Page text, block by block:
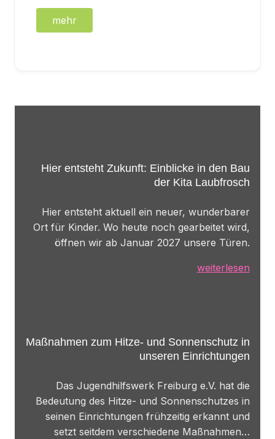
mehr
Hier entsteht Zukunft: Einblicke in den Bau
der Kita Laubfrosch
Hier entsteht aktuell ein neuer, wunderbarer
Ort für Kinder. Wo heute noch gearbeitet wird,
öffnen wir ab Januar 2027 unsere Türen.
weiterlesen
Maßnahmen zum Hitze- und Sonnenschutz in
unseren Einrichtungen
Das Jugendhilfswerk Freiburg e.V. hat die
Bedeutung des Hitze- und Sonnenschutzes in
seinen Einrichtungen frühzeitig erkannt und
setzt seitdem verschiedene Maßnahmen…